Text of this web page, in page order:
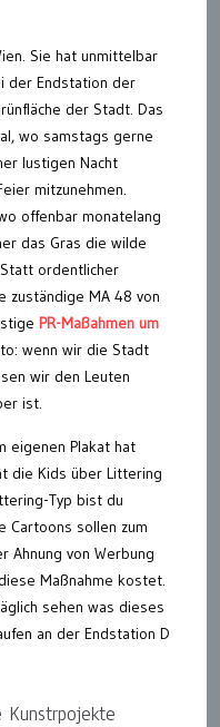
Sie hat unmittelbar
der Endstation der
der Stadt. Das
wo samstags gerne
lustigen Nacht
mitzunehmen.
offenbar monatelang
das Gras die wilde
ordentlicher
zuständige MA 48 von
PR-Maßahmen um
wenn wir die Stadt
wir den Leuten
ist.
eigenen Plakat hat
die Kids über Littering
Typ bist du
Cartoons sollen zum
Ahnung von Werbung
Maßnahme kostet.
sehen was dieses
an der Endstation D